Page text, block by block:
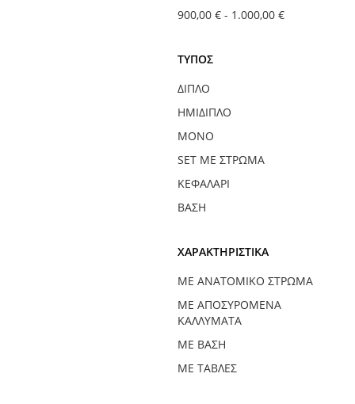
900,00 € - 1.000,00 €
ΤΎΠΟΣ
ΔΙΠΛΌ
ΗΜΊΔΙΠΛΟ
ΜΟΝΌ
SET ΜΕ ΣΤΡΏΜΑ
ΚΕΦΑΛΆΡΙ
ΒΆΣΗ
ΧΑΡΑΚΤΗΡΙΣΤΙΚΆ
ΜΕ ΑΝΑΤΟΜΙΚΌ ΣΤΡΏΜΑ
ΜΕ ΑΠΟΣΥΡΌΜΕΝΑ
ΚΑΛΛΥΜΑΤΑ
ΜΕ ΒΆΣΗ
ΜΕ ΤΆΒΛΕΣ